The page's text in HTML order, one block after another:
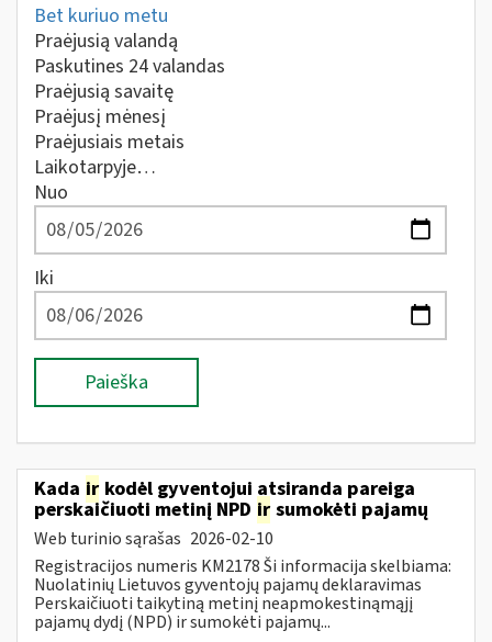
Bet kuriuo metu
Praėjusią valandą
Paskutines 24 valandas
Praėjusią savaitę
Praėjusį mėnesį
Praėjusiais metais
Laikotarpyje…
Nuo
Iki
Paieška
Kada ir kodėl gyventojui atsiranda pareiga
perskaičiuoti metinį NPD ir sumokėti pajamų
Web turinio sąrašas 2026-02-10
Registracijos numeris KM2178 Ši informacija skelbiama:
Nuolatinių Lietuvos gyventojų pajamų deklaravimas
Perskaičiuoti taikytiną metinį neapmokestinąmąjį
pajamų dydį (NPD) ir sumokėti pajamų...